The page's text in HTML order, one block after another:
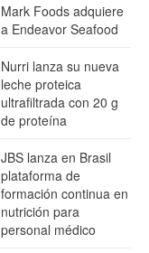
Mark Foods adquiere
a Endeavor Seafood
Nurri lanza su nueva
leche proteica
ultrafiltrada con 20 g
de proteína
JBS lanza en Brasil
plataforma de
formación continua en
nutrición para
personal médico